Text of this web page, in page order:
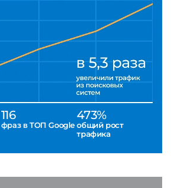
116
фраз в ТОП Google
473%
общий рост
трафика